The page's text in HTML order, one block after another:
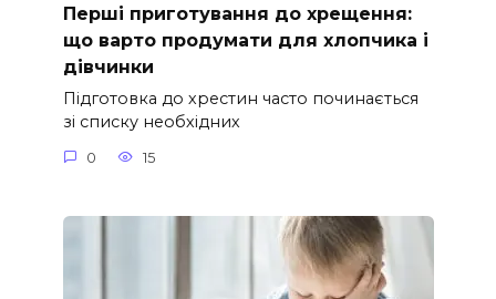
Перші приготування до хрещення:
що варто продумати для хлопчика і
дівчинки
Підготовка до хрестин часто починається
зі списку необхідних
0 15